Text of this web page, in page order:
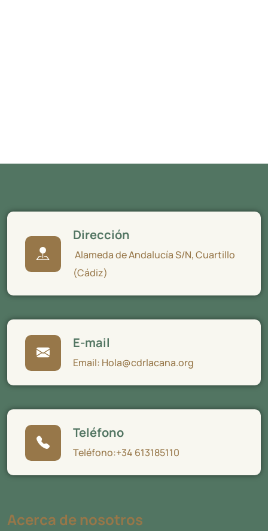
Dirección
Alameda de Andalucía S/N, Cuartillo
(Cádiz)
E-mail
Email: Hola@cdrlacana.org
Teléfono
Teléfono:+34 613185110
Acerca de nosotros